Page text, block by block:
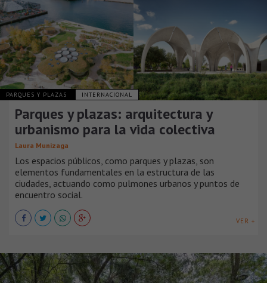
PARQUES Y PLAZAS INTERNACIONAL
Parques y plazas: arquitectura y
urbanismo para la vida colectiva
Laura Munizaga
Los espacios públicos, como parques y plazas, son
elementos fundamentales en la estructura de las
ciudades, actuando como pulmones urbanos y puntos de
encuentro social.
VER +